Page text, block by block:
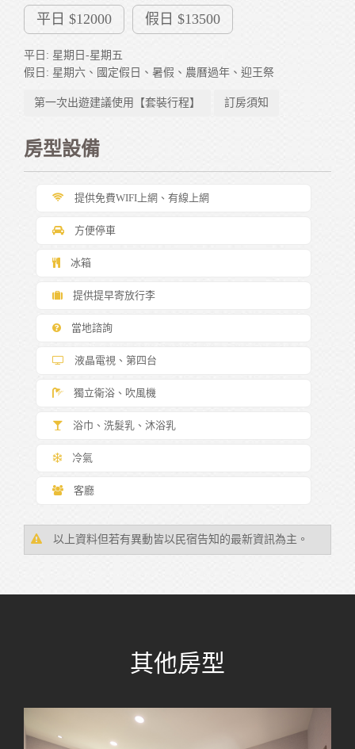
平日 $12000 假日 $13500
平日: 星期日-星期五
假日: 星期六、國定假日、暑假、農曆過年、迎王祭
第一次出遊建議使用【套裝行程】 訂房須知
房型設備
提供免費WIFI上網、有線上網
方便停車
冰箱
提供提早寄放行李
當地諮詢
液晶電視、第四台
獨立衛浴、吹風機
浴巾、洗髮乳、沐浴乳
冷氣
客廳
以上資料但若有異動皆以民宿告知的最新資訊為主。
其他房型